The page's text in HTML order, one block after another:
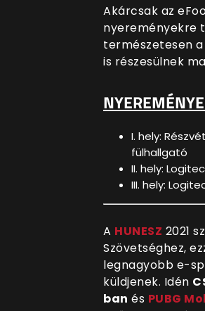
Akárcsak az
nyereményekre
természetesen
is részesülnek
I. hely:
fülhallgató
II. hely:
III. hely:
A HUNESZ 2021
Szövetséghez,
legnagyobb e-
küldjenek. Idén
ban és PUBG